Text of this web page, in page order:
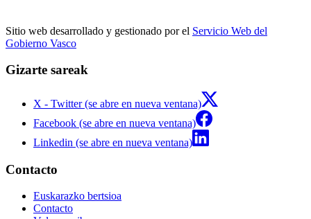
Sitio web desarrollado y gestionado por el Servicio Web del
Gobierno Vasco
Gizarte sareak
X - Twitter (se abre en nueva ventana)
Facebook (se abre en nueva ventana)
Linkedin (se abre en nueva ventana)
Contacto
Euskarazko bertsioa
Contacto